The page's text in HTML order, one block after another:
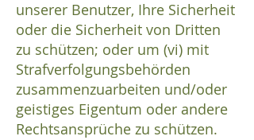
unserer Benutzer, Ihre Sicherheit
oder die Sicherheit von Dritten
zu schützen; oder um (vi) mit
Strafverfolgungsbehörden
zusammenzuarbeiten und/oder
geistiges Eigentum oder andere
Rechtsansprüche zu schützen.